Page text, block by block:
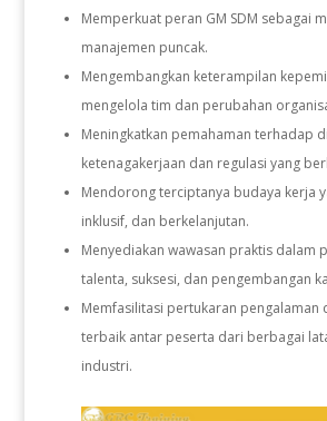
Memperkuat peran GM SDM sebagai
manajemen puncak.
Mengembangkan keterampilan
mengelola tim dan perubahan
Meningkatkan pemahaman terhadap
ketenagakerjaan dan regulasi yang
Mendorong terciptanya budaya kerja
inklusif, dan berkelanjutan.
Menyediakan wawasan praktis dalam
talenta, suksesi, dan pengembangan
Memfasilitasi pertukaran pengalaman
terbaik antar peserta dari berbagai
industri.